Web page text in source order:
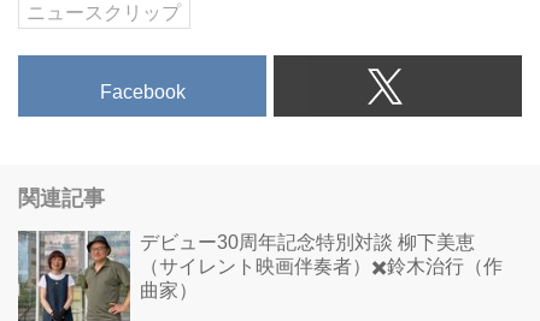
ニュースクリップ
Facebook
関連記事
デビュー30周年記念特別対談 柳下美恵
（サイレント映画伴奏者）✖️鈴木治行（作
曲家）